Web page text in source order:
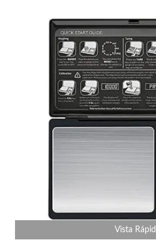
Vista